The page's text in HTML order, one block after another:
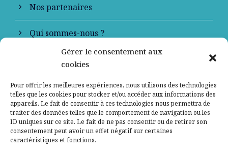
Gérer le consentement aux
cookies
Pour offrir les meilleures expériences, nous utilisons des technologies
telles que les cookies pour stocker et/ou accéder aux informations des
appareils. Le fait de consentir à ces technologies nous permettra de
traiter des données telles que le comportement de navigation ou les
ID uniques sur ce site. Le fait de ne pas consentir ou de retirer son
consentement peut avoir un effet négatif sur certaines
caractéristiques et fonctions.
Nos partenaires
Qui sommes-nous ?
Contactez-nous
Mentions légales
Politique de confidentialité